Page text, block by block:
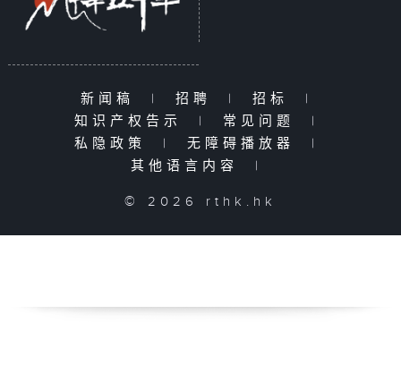
新闻稿 | 招聘 | 招标
|
知识产权告示
| 常见问题
|
私隐政策
| 无障碍播放器
|
其他语言内容
|
© 2026 rthk.hk